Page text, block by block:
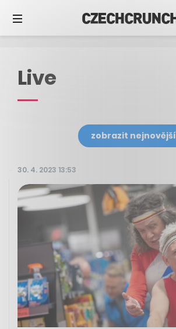
Live
zobrazit nejnovější
30. 4. 2023 13:53